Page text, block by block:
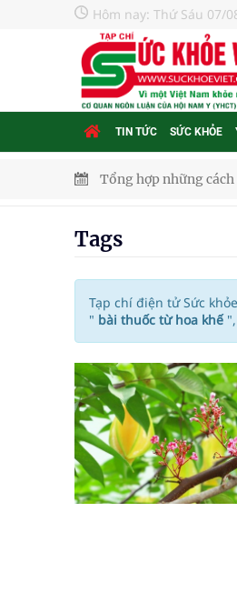
Hôm nay: Thứ Sáu 07/
TIN TỨC SỨC KHỎE
Tổng hợp những
Vương Thành Công:
Chấn chỉnh hoạt
Súp lơ xanh mang
Tác Dụng Chống Kết
Quan Bằng Chứng
Xây dựng bản đồ
"Nền kinh tế bạc"
Tags
Tạp chí điện tử Sức
" bài thuốc từ hoa khế